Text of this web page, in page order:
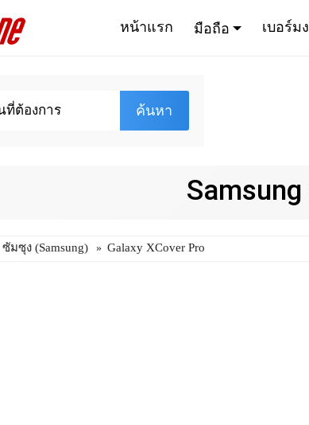
หน้าแรก มือถือ เบอร์ม
ค้นหา
ซัมซุง (Samsung) Galaxy XCover Pro